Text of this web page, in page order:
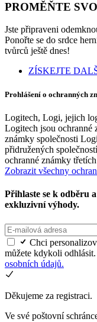
PROMĚŇTE
Jste připraveni
Ponořte se do srdce
tvůrců ještě dnes!
ZÍSKEJTE
Prohlášení o ochranných
Logitech, Logi, jejich
Logitech jsou ochranné
známky společnosti
přidružených
ochranné známky
Zobrazit všechny
Přihlaste se k odběru
exkluzivní výhody.
Chci
můžete kdykoli odhlásit.
osobních údajů.
Děkujeme za registraci.
Ve své poštovní